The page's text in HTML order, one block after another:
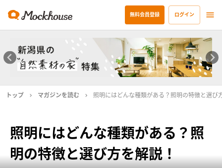
無料会員登録 ログイン
トップ マガジンを読む 照明にはどんな種類がある？照明の特徴と選び
照明にはどんな種類がある？照
明の特徴と選び方を解説！